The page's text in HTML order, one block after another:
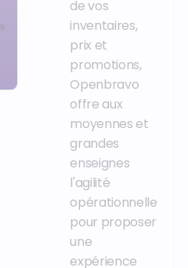
de vos
inventaires,
prix et
promotions,
Openbravo
offre aux
moyennes et
grandes
enseignes
l'agilité
opérationnelle
pour proposer
une
expérience